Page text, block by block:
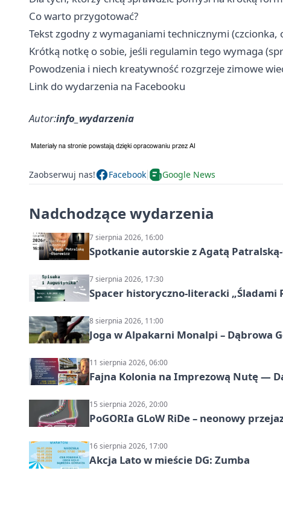
Co warto przygotować?
Tekst zgodny z wymaganiami technicznymi (czcionka,
Krótką notkę o sobie, jeśli regulamin tego wymaga
Powodzenia i niech kreatywność rozgrzeje zimowe
Link do wydarzenia na Facebooku
Autor:info_wydarzenia
Zaobserwuj nas! Facebook Google News
Nadchodzące wydarzenia
7 sierpnia 2026, 16:00
Spotkanie autorskie z Agatą
7 sierpnia 2026, 17:30
Spacer historyczno-literacki „Śladami
8 sierpnia 2026, 11:00
Joga w Alpakarni Monalpi – Dąbrowa
11 sierpnia 2026, 06:00
Fajna Kolonia na Imprezową Nutę —
15 sierpnia 2026, 20:00
PoGORIa GLoW RiDe – neonowy
16 sierpnia 2026, 17:00
Akcja Lato w mieście DG: Zumba